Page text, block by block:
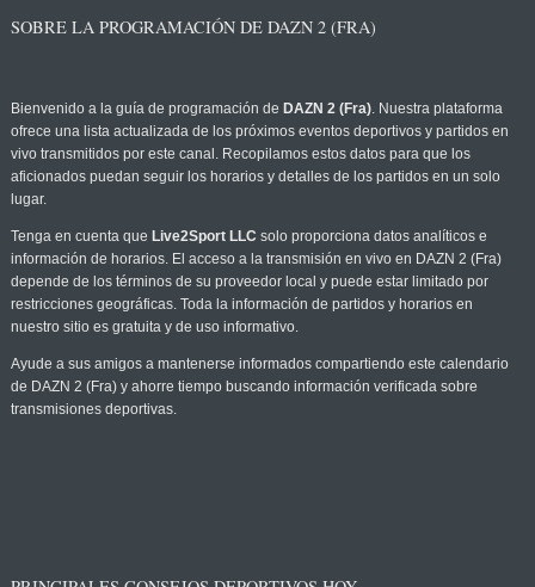
SOBRE LA PROGRAMACIÓN DE DAZN 2 (FRA)
Bienvenido a la guía de programación de DAZN 2 (Fra). Nuestra plataforma
ofrece una lista actualizada de los próximos eventos deportivos y partidos en
vivo transmitidos por este canal. Recopilamos estos datos para que los
aficionados puedan seguir los horarios y detalles de los partidos en un solo
lugar.
Tenga en cuenta que Live2Sport LLC solo proporciona datos analíticos e
información de horarios. El acceso a la transmisión en vivo en DAZN 2 (Fra)
depende de los términos de su proveedor local y puede estar limitado por
restricciones geográficas. Toda la información de partidos y horarios en
nuestro sitio es gratuita y de uso informativo.
Ayude a sus amigos a mantenerse informados compartiendo este calendario
de DAZN 2 (Fra) y ahorre tiempo buscando información verificada sobre
transmisiones deportivas.